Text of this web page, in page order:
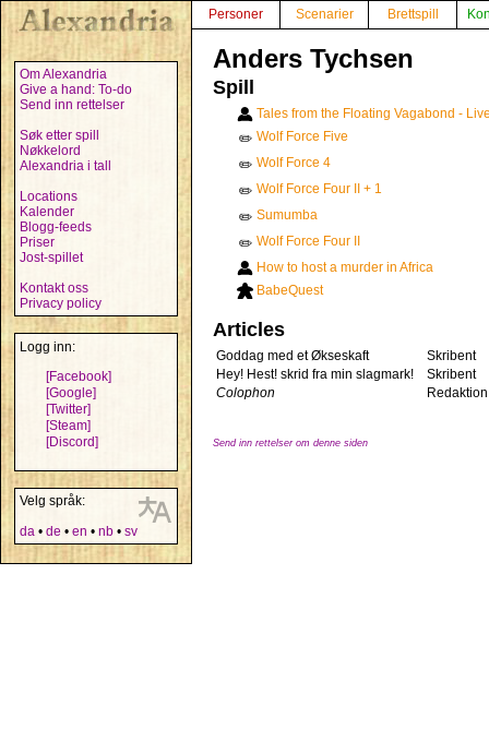
Om Alexandria
Give a hand: To-do
Send inn rettelser
Søk etter spill
Nøkkelord
Alexandria i tall
Locations
Kalender
Blogg-feeds
Priser
Jost-spillet
Kontakt oss
Privacy policy
Logg inn:
[Facebook]
[Google]
[Twitter]
[Steam]
[Discord]
Velg språk:
da • de • en • nb • sv
Personer Scenarier Brettspill
Anders Tychsen
Spill
Tales from the Floating Vagabond -
✏️ Wolf Force Five
✏️ Wolf Force 4
✏️ Wolf Force Four II + 1
✏️ Sumumba
✏️ Wolf Force Four II
How to host a murder in Africa
BabeQuest
Articles
Goddag med et Økseskaft
Skribent
Hey! Hest! skrid fra min slagmark!
Skribent
Colophon
Redaktion
Send inn rettelser om denne siden